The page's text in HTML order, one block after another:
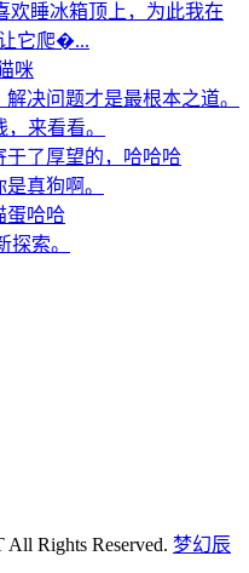
欢睡冰箱顶上，为此我在
它爬�...
咪
决问题才是最根本之道。
来看看。
于了厚望的，哈哈哈
真狗啊。
蛋哈哈
探索。
Rights Reserved. 梦幻辰